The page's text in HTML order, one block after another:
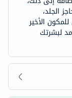
الجلد،
الأخير
لبشرتك